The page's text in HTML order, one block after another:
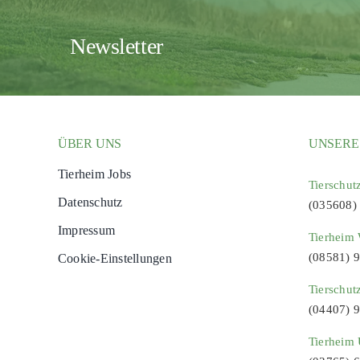
Newsletter
ÜBER UNS
Tierheim Jobs
Datenschutz
Impressum
Cookie-Einstellungen
(035608)
Tierheim
(08581)
(04407)
Tierheim